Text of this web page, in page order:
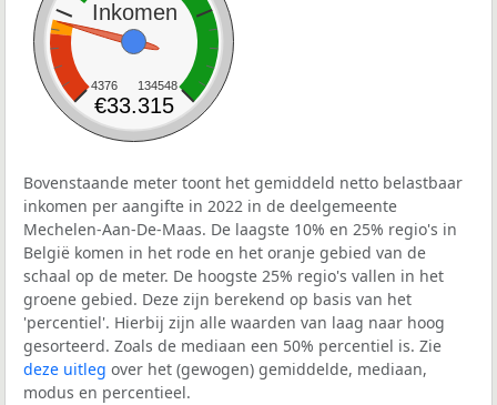
Inkomen
4376 134548
€33.315
Bovenstaande meter toont het gemiddeld netto belastbaar
inkomen per aangifte in 2022 in de deelgemeente
Mechelen-Aan-De-Maas. De laagste 10% en 25% regio's in
België komen in het rode en het oranje gebied van de
schaal op de meter. De hoogste 25% regio's vallen in het
groene gebied. Deze zijn berekend op basis van het
'percentiel'. Hierbij zijn alle waarden van laag naar hoog
gesorteerd. Zoals de mediaan een 50% percentiel is. Zie
deze uitleg over het (gewogen) gemiddelde, mediaan,
modus en percentieel.